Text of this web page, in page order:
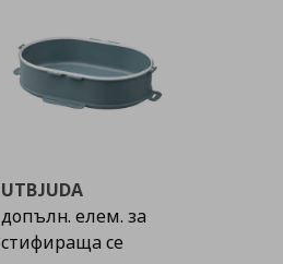
UTBJUDA
допълн. елем. за
стифираща се